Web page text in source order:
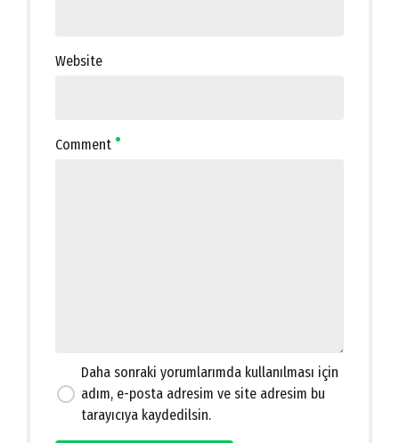
Comment
Website
Daha sonraki yorumlarımda kullanılması için
adım, e-posta adresim ve site adresim bu
tarayıcıya kaydedilsin.